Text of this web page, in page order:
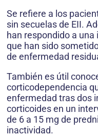
Se refiere a los
sin secuelas de EII.
han respondido a
que han sido
de enfermedad
También es útil
corticodependencia
enfermedad tras dos
corticoides en un
de 6 a 15 mg de
inactividad.